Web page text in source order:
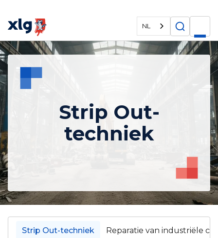
NL
Strip Out-
techniek
Reparatie van industriële
Strip Out-techniek